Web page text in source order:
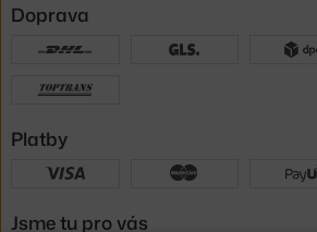
Doprava
Platby
Jsme tu pro vás